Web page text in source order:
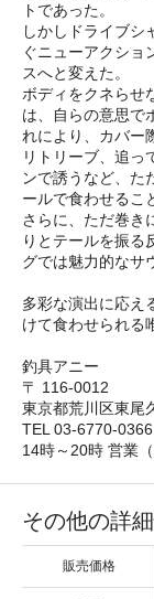
トであった。
しかしドライブシ
ぐニューアクショ
スへと変えた。
ボディをクネらせ
は、自らの意思で
れにより、カバー
リトリーブ、追っ
ンで誘うなど、た
ールで食わせるこ
さらに、ただ巻き
りとテールを振る
グでは魅力的なサ
多彩な演出に応え
けて食わせられる
釣具アニー
〒 116-0012
東京都荒川区東尾
TEL 03-6770-0366
14時～20時 営業
その他の詳
販売価格